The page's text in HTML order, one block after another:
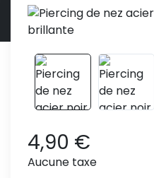
4,90 €
Aucune taxe